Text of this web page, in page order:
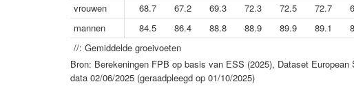
vrouwen
68.7 67.2 69.3 72.3 72.5 72.7
mannen
84.5 86.4 88.8 88.9 89.9 89.1
//: Gemiddelde groeivoeten
Bron: Berekeningen FPB op basis van ESS (2025), Dataset
data 02/06/2025 (geraadpleegd op 01/10/2025)